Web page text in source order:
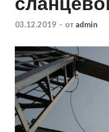
03.12.2019 - от admin